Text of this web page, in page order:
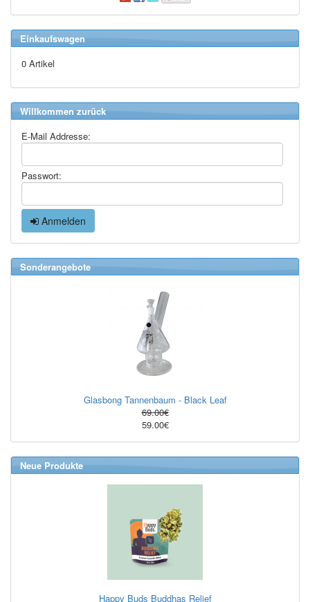
Einkaufswagen
0 Artikel
Willkommen zurück
E-Mail Addresse:
Passwort:
Anmelden
Sonderangebote
Glasbong Tannenbaum - Black Leaf
69.00€
59.00€
Neue Produkte
Happy Buds Buddhas Relief